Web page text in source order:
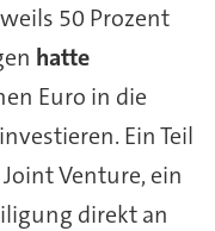
50 Prozent
hatte
Euro in die
Ein Teil
Venture, ein
direkt an